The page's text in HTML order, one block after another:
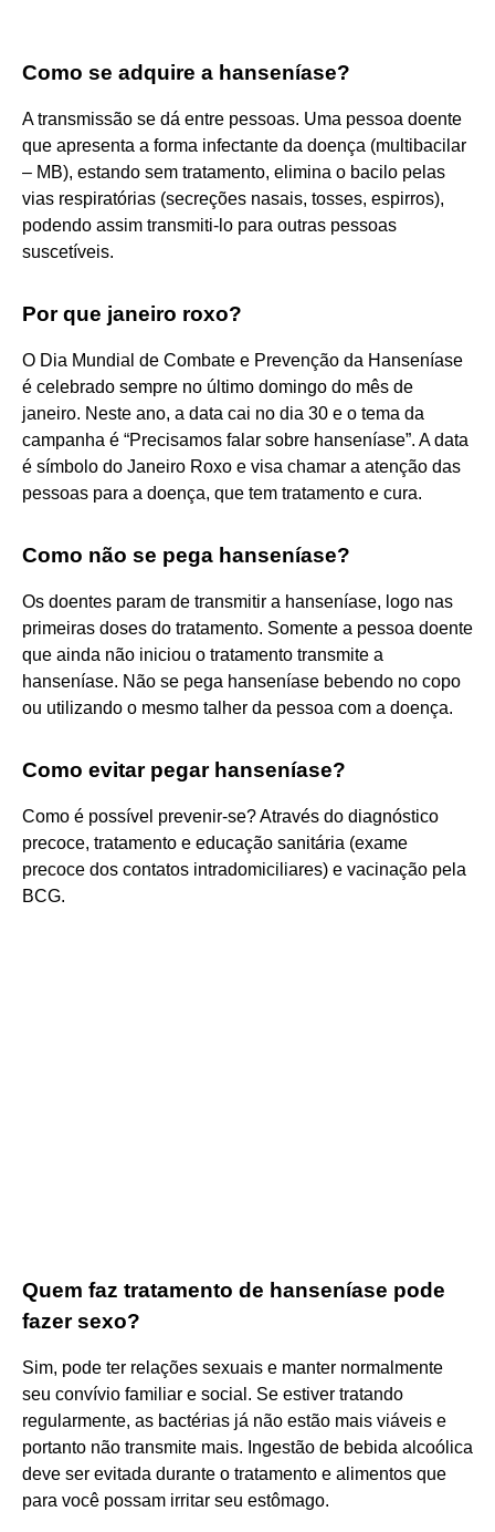
Como se adquire a hanseníase?
A transmissão se dá entre pessoas. Uma pessoa doente
que apresenta a forma infectante da doença (multibacilar
– MB), estando sem tratamento, elimina o bacilo pelas
vias respiratórias (secreções nasais, tosses, espirros),
podendo assim transmiti-lo para outras pessoas
suscetíveis.
Por que janeiro roxo?
O Dia Mundial de Combate e Prevenção da Hanseníase
é celebrado sempre no último domingo do mês de
janeiro. Neste ano, a data cai no dia 30 e o tema da
campanha é “Precisamos falar sobre hanseníase”. A data
é símbolo do Janeiro Roxo e visa chamar a atenção das
pessoas para a doença, que tem tratamento e cura.
Como não se pega hanseníase?
Os doentes param de transmitir a hanseníase, logo nas
primeiras doses do tratamento. Somente a pessoa doente
que ainda não iniciou o tratamento transmite a
hanseníase. Não se pega hanseníase bebendo no copo
ou utilizando o mesmo talher da pessoa com a doença.
Como evitar pegar hanseníase?
Como é possível prevenir-se? Através do diagnóstico
precoce, tratamento e educação sanitária (exame
precoce dos contatos intradomiciliares) e vacinação pela
BCG.
Quem faz tratamento de hanseníase pode
fazer sexo?
Sim, pode ter relações sexuais e manter normalmente
seu convívio familiar e social. Se estiver tratando
regularmente, as bactérias já não estão mais viáveis e
portanto não transmite mais. Ingestão de bebida alcoólica
deve ser evitada durante o tratamento e alimentos que
para você possam irritar seu estômago.